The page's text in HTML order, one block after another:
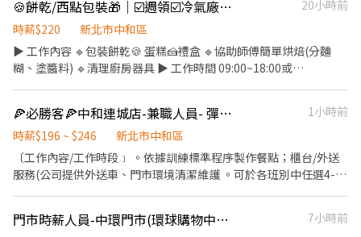
夾饃、擺盤打料等工作。 負責清理工作環境、設備和餐具。 ．準備
不同餐點所需要的食材。 ．負責擺盤、打包外帶服務。
🍪餅乾/西點包裝🎁｜☑️週領☑️冷氣廠房☑️短期☑️二度就業-WI
20小時前
時薪$220
新北市中和區
▶️ 工作內容 🔹包裝餅乾🍪 蛋糕🍰禮盒 🔹協助師傅簡單烘焙(分麵
糊、塗醬料) 🔹清理廚房器具 ▶️ 工作時間 09:00~18:00或
匯款 ▶️ 服裝規定 需穿戴全套潔靜衣 (帽子+大外套) -----------------
---------------------------------------------------- 📩【立即應徵】
➊填寫履歷：https://reurl.cc/4b3NED ➋加入留言：
https://lin.ee/qgRJdBA 或加 @nhy5896h 截圖職缺文，私訊留下
⌜姓名+電話 指名威爾森 專員」
🍕必勝客🍕中和連城店-兼職人員- 彈性周排班 -"$196-$246"-
1小時前
時薪$196 ~ $246
新北市中和區
〔工作內容/工作時段﹞ 。依據訓練標準程序製作餐點；櫃台/外送
服務(公司提供外送車、門市環境清潔維護 。可於各班別中任選4-6
薪($2/時 ◆ 值班津貼：每小時40元(晉升幹部後 ◆ 健檢：任職滿一
門市時薪人員-中環門市(環球購物中心中和店)
7小時前